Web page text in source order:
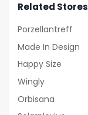
Related Stores
Porzellantreff
Made In Design
Happy Size
Wingly
Orbisana